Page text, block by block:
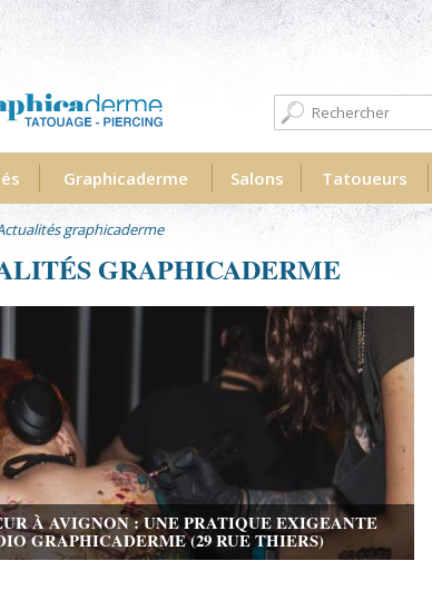
Formulaire de
Graphicaderme Salons Tatoueurs
graphicaderme
GRAPHICADERME
À AVIGNON : UNE PRATIQUE EXIGEANTE
GRAPHICADERME (29 RUE THIERS)